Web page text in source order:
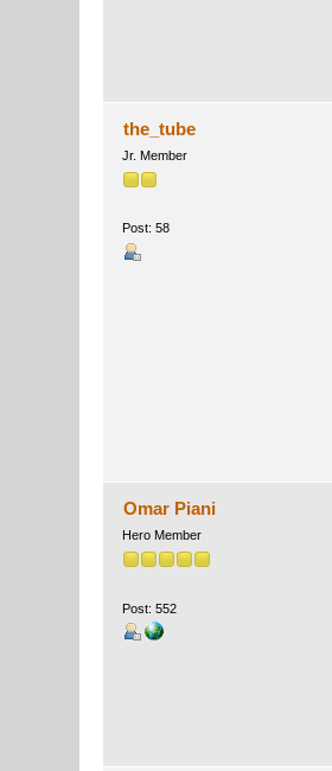
the_tube
Jr. Member
Post: 58
Omar Piani
Hero Member
Post: 552